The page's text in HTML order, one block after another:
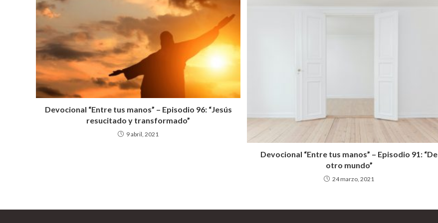
p
p k
m
Devocional “Entre tus manos” – Episodio 96: “Jesús
resucitado y transformado”
9 abril, 2021
Devocional “Entre tus manos” – Episodio 91: “De
otro mundo”
24 marzo, 2021